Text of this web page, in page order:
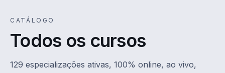
CATÁLOGO
Todos os cursos
129 especializações ativas, 100% online, ao vivo,